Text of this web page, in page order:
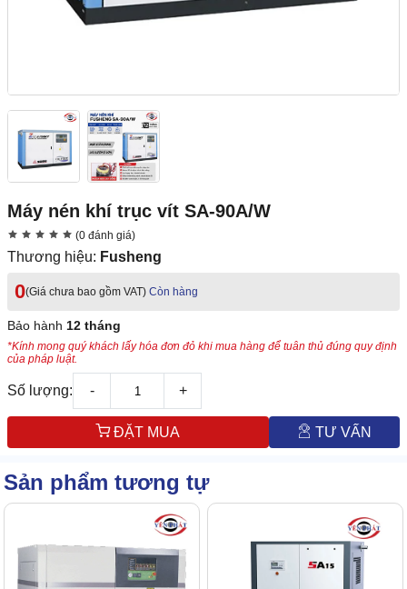
Máy nén khí trục vít SA-90A/W
(0 đánh giá)
Thương hiệu: Fusheng
0(Giá chưa bao gồm VAT) Còn hàng
Bảo hành 12 tháng
*Kính mong quý khách lấy hóa đơn đỏ khi mua hàng để tuân thủ đúng quy định
của pháp luật.
Số lượng: - +
ĐẶT MUA TƯ VẤN
Sản phẩm tương tự